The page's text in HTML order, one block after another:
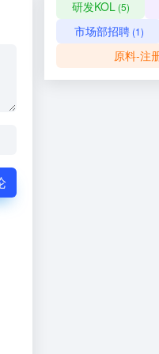
研发KOL (5)
市场部招聘(1)
原料-注